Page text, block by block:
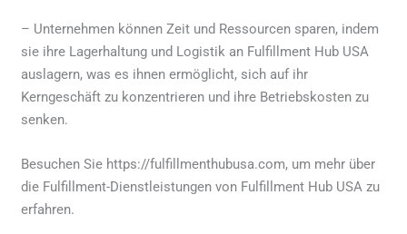
– Unternehmen können Zeit und Ressourcen sparen, indem
sie ihre Lagerhaltung und Logistik an Fulfillment Hub USA
auslagern, was es ihnen ermöglicht, sich auf ihr
Kerngeschäft zu konzentrieren und ihre Betriebskosten zu
senken.
Besuchen Sie https://fulfillmenthubusa.com, um mehr über
die Fulfillment-Dienstleistungen von Fulfillment Hub USA zu
erfahren.